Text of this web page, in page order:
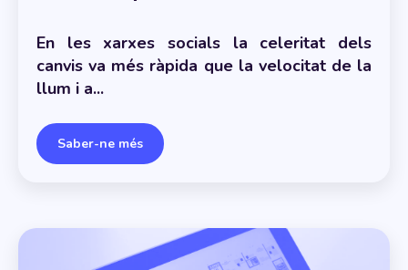
En les xarxes socials la celeritat dels
canvis va més ràpida que la velocitat de la
llum i a...
Saber-ne més